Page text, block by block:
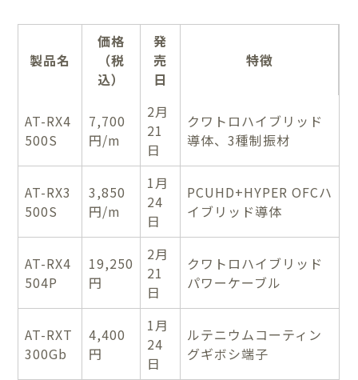
製品名
価格
（税
込）
発
売
日
特徴
AT-RX4
500S
7,700
円/m
2月
21
日
クワトロハイブリッド
導体、3種制振材
AT-RX3
500S
3,850
円/m
1月
24
日
PCUHD+HYPER OFCハ
イブリッド導体
AT-RX4
504P
19,250
円
2月
21
日
クワトロハイブリッド
パワーケーブル
AT-RXT
300Gb
4,400
円
1月
24
日
ルテニウムコーティン
グギボシ端子